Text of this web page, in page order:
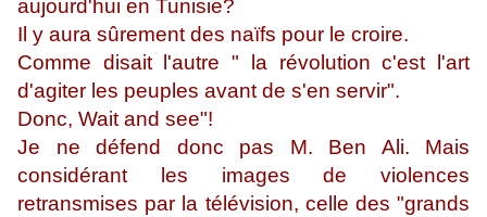
aujourd'hui en Tunisie?
Il y aura sûrement des naïfs pour le croire.
Comme disait l'autre " la révolution c'est l'art
d'agiter les peuples avant de s'en servir".
Donc, Wait and see"!
Je ne défend donc pas M. Ben Ali. Mais
considérant les images de violences
retransmises par la télévision, celle des "grands